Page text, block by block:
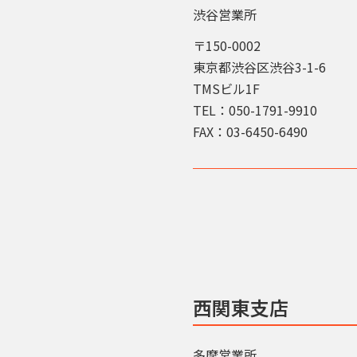
渋谷営業所
〒150-0002
東京都渋谷区渋谷3-1-6
TMSビル1F
TEL：050-1791-9910
FAX：03-6450-6490
西関東支店